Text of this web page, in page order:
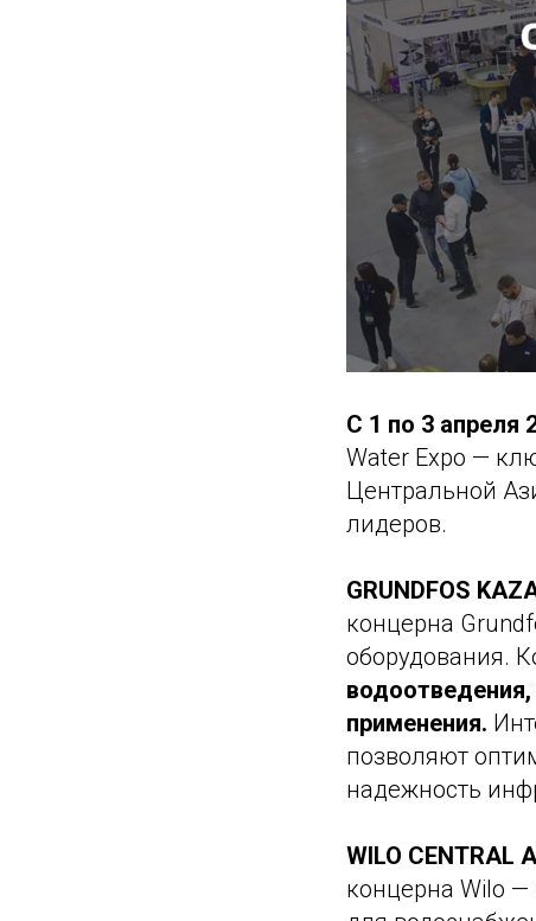
С 1 по 3 апреля
Water Expo —
Центральной
лидеров.
GRUNDFOS
концерна
оборудования.
применения.
позволяют
надежность
WILO CENTRAL
концерна Wilo —